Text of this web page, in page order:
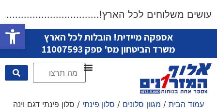
פתח
עושים משלוחים לכל
אספקה מיידית! הובלות לכל הארץ
משרד הביטחון מס' ספק 11007593
עמוד הבית / מגוון סלונים / סלון פינתי / סלון פינתי דגם וינה